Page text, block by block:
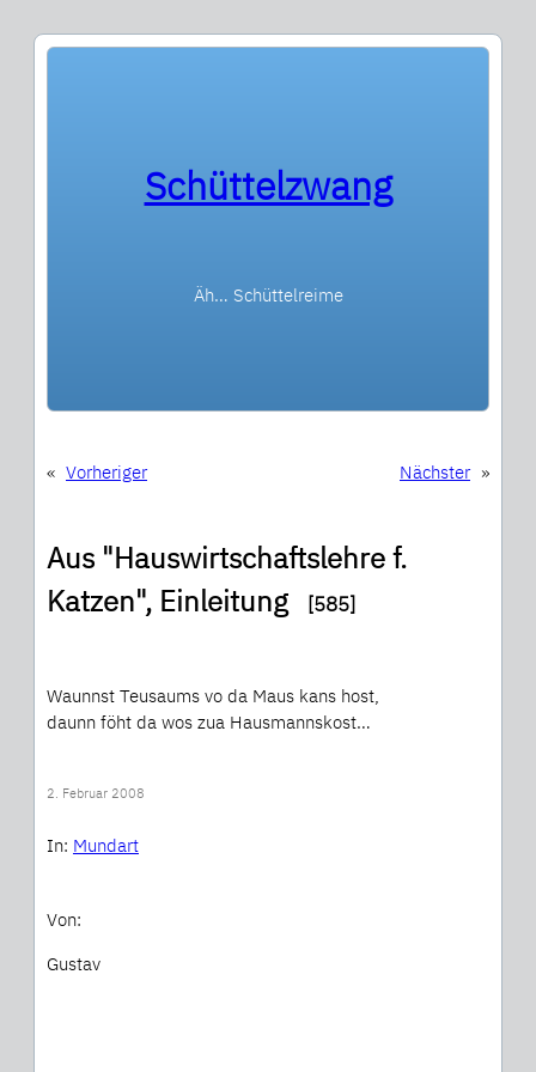
Schüttelzwang
Äh… Schüttelreime
« Vorheriger Nächster »
Aus "Hauswirtschaftslehre f.
Katzen", Einleitung [585]
Waunnst Teusaums vo da Maus kans host,
daunn föht da wos zua Hausmannskost…
2. Februar 2008
In: Mundart
Von:
Gustav